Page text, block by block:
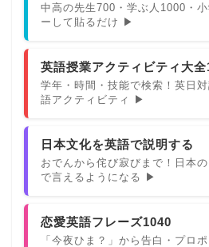
中高の先生700・学ぶ人1000・
ーして貼るだけ ▶
英語授業アクティビティ大全
学年・時間・技能で検索！英日
語アクティビティ ▶
日本文化を英語で説明する
おでんから侘び寂びまで！日本
で言えるようになる ▶
恋愛英語フレーズ1040
「今夜ひま？」から告白・プロ